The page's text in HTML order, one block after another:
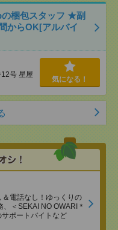
の梱包スタッフ ★副
からOK[アルバイ
号 星屋
気になる！
＆電話なし！ゆっくりの
＜SEKAI NO OWARI＊
ポートバイトなど